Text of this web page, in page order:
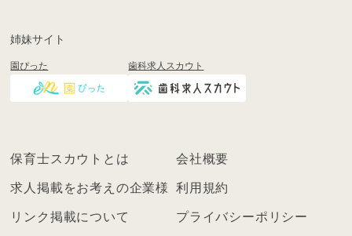
く
ン
姉妹サイト
園ぴった 歯科求人スカウト
保育士スカウトとは 会社概要
求人掲載をお考えの企業様 利用規約
リンク掲載について プライバシーポリシー